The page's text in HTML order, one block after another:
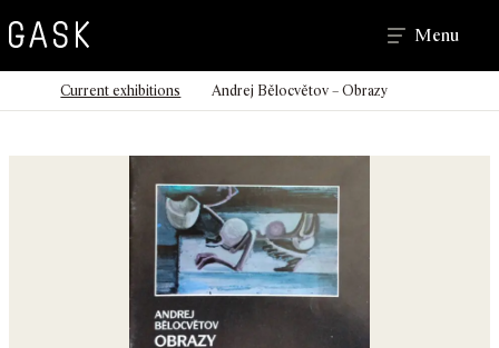
Search
Menu
Homepage
Current exhibitions Andrej Bělocvětov – Obrazy